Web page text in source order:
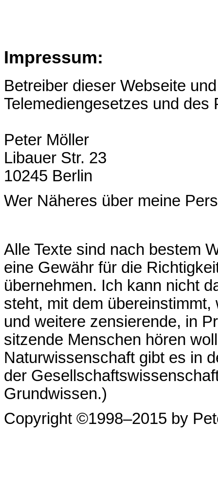
Impressum:
Betreiber dieser Webseite
Telemediengesetzes und des
Peter Möller
Libauer Str. 23
10245 Berlin
Wer Näheres über meine
Alle Texte sind nach bestem
eine Gewähr für die
übernehmen. Ich kann nicht
steht, mit dem
und weitere zensierende, in
sitzende Menschen hören
Naturwissenschaft gibt es in
der
Grundwissen.)
Copyright ©1998–2015 by